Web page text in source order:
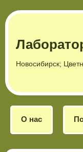
Новосибирск;
О нас